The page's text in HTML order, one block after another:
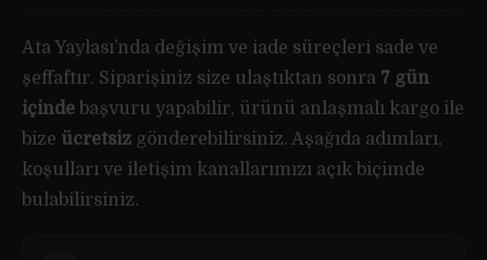
Ata Yaylası’nda değişim ve iade süreçleri sade ve
şeffaftır. Siparişiniz size ulaştıktan sonra 7 gün
içinde başvuru yapabilir, ürünü anlaşmalı kargo ile
bize ücretsiz gönderebilirsiniz. Aşağıda adımları,
koşulları ve iletişim kanallarımızı açık biçimde
bulabilirsiniz.